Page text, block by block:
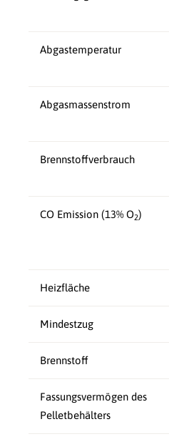
Abgastemperatur
Abgasmassenstrom
Brennstoffverbrauch
CO Emission (13% O2)
Heizfläche
Mindestzug
Brennstoff
Fassungsvermögen des
Pelletbehälters